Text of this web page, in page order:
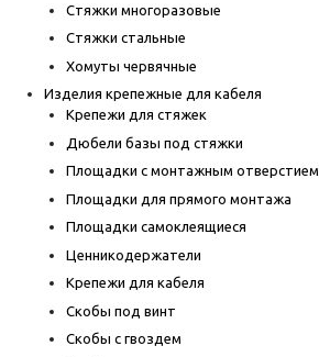
Стяжки многоразовые
Стяжки стальные
Хомуты червячные
Изделия крепежные для кабеля
Крепежи для стяжек
Дюбели базы под стяжки
Площадки с монтажным отверстием
Площадки для прямого монтажа
Площадки самоклеящиеся
Ценникодержатели
Крепежи для кабеля
Скобы под винт
Скобы с гвоздем